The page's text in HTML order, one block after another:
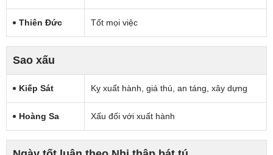
Thiên Đức Tốt mọi việc
Sao xấu
Kiếp Sát Kỵ xuất hành, giá thú, an táng, xây dựng
Hoàng Sa Xấu đối với xuất hành